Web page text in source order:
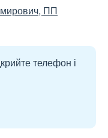
ПП
телефон і